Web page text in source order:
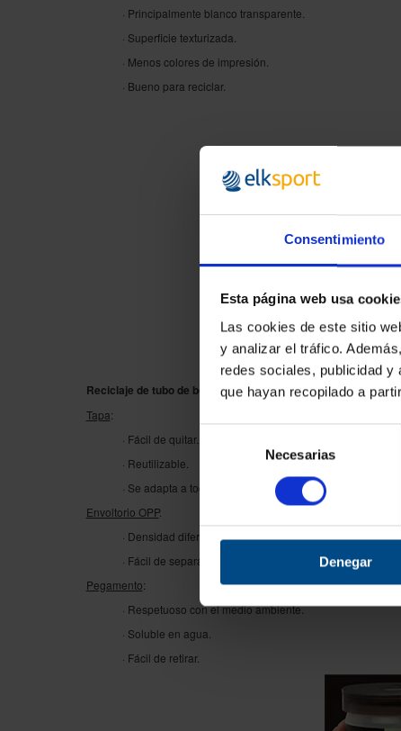
Consentimiento
Esta página web usa
Las cookies de este sitio
y analizar el tráfico.
redes sociales, publicidad y
que hayan recopilado a
consentimiento
Necesarias
Denegar
· Principalmente blanco transparente.
· Superficie texturizada.
· Menos colores de impresión.
· Bueno para reciclar.
Reciclaje de tubo de bolas optimizado - Redesarrollo:
Tapa:
· Fácil de quitar.
· Reutilizable.
· Se adapta a todos los botes.
Envoltorio OPP.
· Densidad diferente comparada a PET.
· Fácil de separar.
Pegamento:
· Respetuoso con el medio ambiente.
· Soluble en agua.
· Fácil de retirar.